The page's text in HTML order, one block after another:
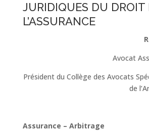
JURIDIQUES DU DROIT
L’ASSURANCE
Avocat
Président du Collège des Avocats
de
Assurance – Arbitrage